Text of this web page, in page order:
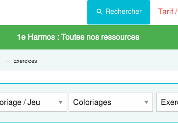
Rechercher Tarif /
1e Harmos : Toutes nos ressources
Current:
Exercices